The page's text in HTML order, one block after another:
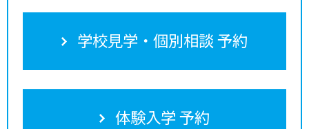
学校見学・個別相談 予約
体験入学 予約